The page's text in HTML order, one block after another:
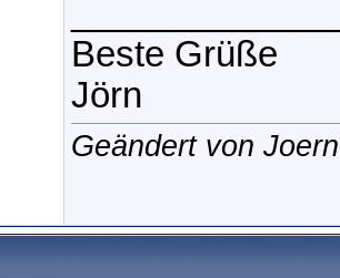
Beste Grüße
Jörn
Geändert von